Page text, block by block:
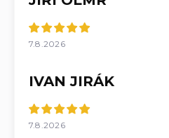
7.8.2026
IVAN JIRÁK
7.8.2026